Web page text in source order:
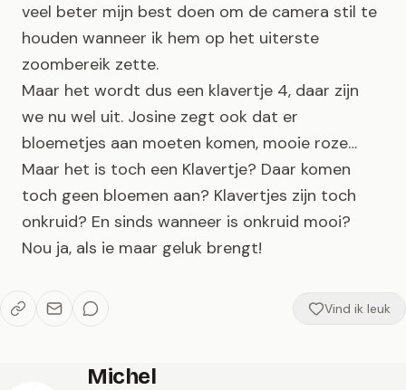
veel beter mijn best doen om de camera stil te
houden wanneer ik hem op het uiterste
zoombereik zette.
Maar het wordt dus een klavertje 4, daar zijn
we nu wel uit. Josine zegt ook dat er
bloemetjes aan moeten komen, mooie roze…
Maar het is toch een Klavertje? Daar komen
toch geen bloemen aan? Klavertjes zijn toch
onkruid? En sinds wanneer is onkruid mooi?
Nou ja, als ie maar geluk brengt!
Vind ik leuk
Michel